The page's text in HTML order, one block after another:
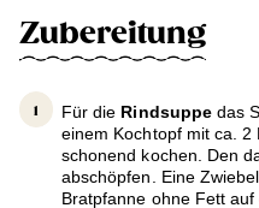
Zubereitung
Für die Rindsuppe das
einem Kochtopf mit ca. 2
schonend kochen. Den
abschöpfen. Eine
Bratpfanne ohne Fett